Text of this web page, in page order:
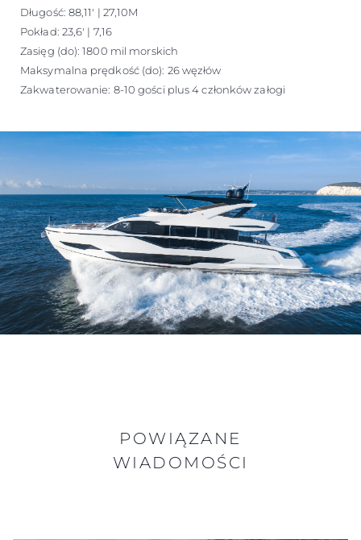
Długość: 88,11' | 27,10M
Pokład: 23,6' | 7,16
Zasięg (do): 1800 mil morskich
Maksymalna prędkość (do): 26 węzłów
Zakwaterowanie: 8-10 gości plus 4 członków załogi
POWIĄZANE
WIADOMOŚCI